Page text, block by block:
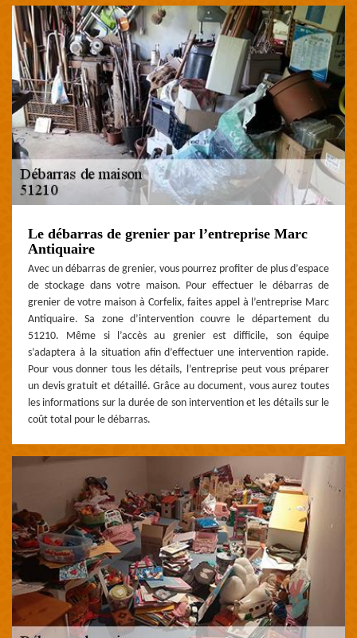
Le débarras de grenier par l’entreprise Marc
Antiquaire
Avec un débarras de grenier, vous pourrez profiter de plus d’espace
de stockage dans votre maison. Pour effectuer le débarras de
grenier de votre maison à Corfelix, faites appel à l’entreprise Marc
Antiquaire. Sa zone d’intervention couvre le département du
51210. Même si l’accès au grenier est difficile, son équipe
s’adaptera à la situation afin d’effectuer une intervention rapide.
Pour vous donner tous les détails, l’entreprise peut vous préparer
un devis gratuit et détaillé. Grâce au document, vous aurez toutes
les informations sur la durée de son intervention et les détails sur le
coût total pour le débarras.